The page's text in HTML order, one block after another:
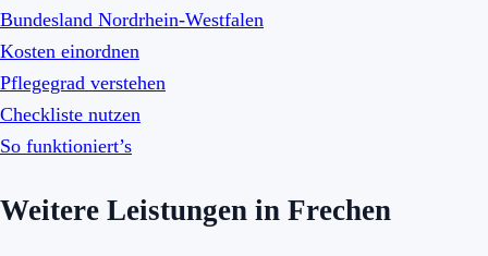
Bundesland Nordrhein-Westfalen
Kosten einordnen
Pflegegrad verstehen
Checkliste nutzen
So funktioniert’s
Weitere Leistungen in Frechen